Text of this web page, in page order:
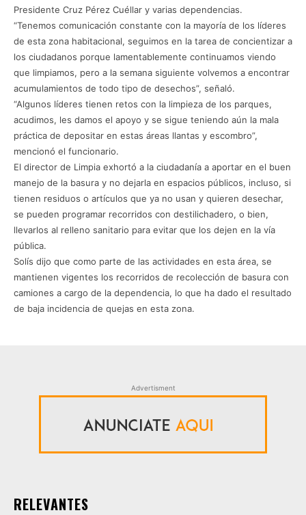
Presidente Cruz Pérez Cuéllar y varias dependencias.
“Tenemos comunicación constante con la mayoría de los líderes
de esta zona habitacional, seguimos en la tarea de concientizar a
los ciudadanos porque lamentablemente continuamos viendo
que limpiamos, pero a la semana siguiente volvemos a encontrar
acumulamientos de todo tipo de desechos”, señaló.
“Algunos líderes tienen retos con la limpieza de los parques,
acudimos, les damos el apoyo y se sigue teniendo aún la mala
práctica de depositar en estas áreas llantas y escombro”,
mencionó el funcionario.
El director de Limpia exhortó a la ciudadanía a aportar en el buen
manejo de la basura y no dejarla en espacios públicos, incluso, si
tienen residuos o artículos que ya no usan y quieren desechar,
se pueden programar recorridos con destilichadero, o bien,
llevarlos al relleno sanitario para evitar que los dejen en la vía
pública.
Solís dijo que como parte de las actividades en esta área, se
mantienen vigentes los recorridos de recolección de basura con
camiones a cargo de la dependencia, lo que ha dado el resultado
de baja incidencia de quejas en esta zona.
Advertisment
RELEVANTES